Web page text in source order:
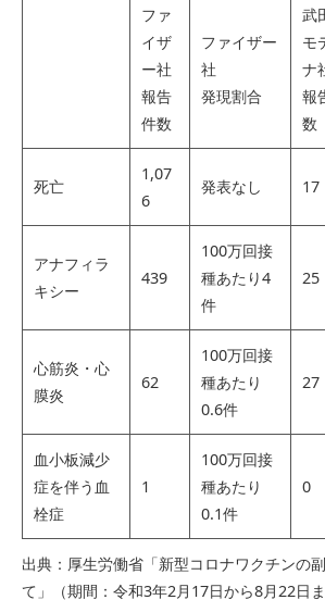
ファ
イザ
ー社
報告
件数
ファイザー
社
発現割合
武
モ
ナ
報
数
死亡
1,07
6
発表なし 17
アナフィラ
キシー
439
100万回接
種あたり4
件
25
心筋炎・心
膜炎
62
100万回接
種あたり
0.6件
27
血小板減少
症を伴う血
栓症
1
100万回接
種あたり
0.1件
0
出典：厚生労働省「新型コロナワクチンの
て」（期間：令和3年2月17日から8月22日ま